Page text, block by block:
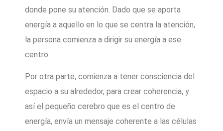
donde pone su atención. Dado que se aporta
energía a aquello en lo que se centra la atención,
la persona comienza a dirigir su energía a ese
centro.
Por otra parte, comienza a tener consciencia del
espacio a su alrededor, para crear coherencia, y
así el pequeño cerebro que es el centro de
energía, envía un mensaje coherente a las células